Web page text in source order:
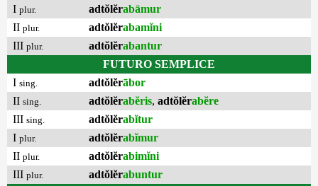
I plur. adtŏlĕrabāmur
II plur. adtŏlĕrabamĭni
III plur. adtŏlĕrabantur
FUTURO SEMPLICE
I sing. adtŏlĕrābor
II sing. adtŏlĕrabĕris, adtŏlĕrabĕre
III sing. adtŏlĕrabĭtur
I plur. adtŏlĕrabĭmur
II plur. adtŏlĕrabimĭni
III plur. adtŏlĕrabuntur